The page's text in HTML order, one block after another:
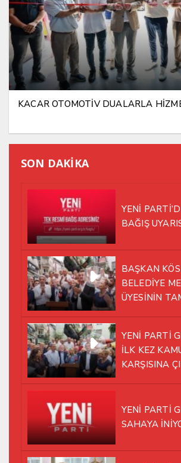
KACAR OTOMOTİV DUALARLA
SON DAKİKA
YENİ
BAĞIŞ
BAŞKAN
BELEDİYE
ÜYESİNİN
YÜRÜMEYE
YENİ PARTİ
İLK KEZ
KARŞISINA
YENİ PARTİ
SAHAYA